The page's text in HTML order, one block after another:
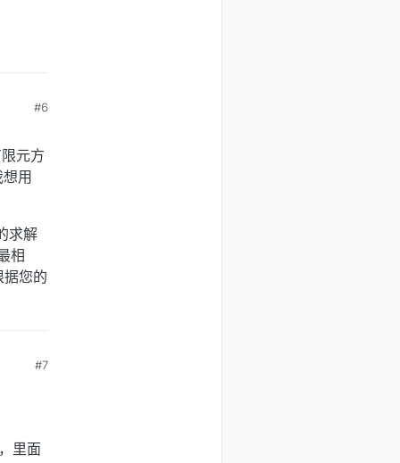
#6
元方
用
求解
相
您的
#7
里面